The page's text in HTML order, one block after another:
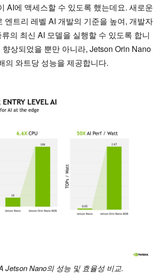
AI에 액세스할 수 있도록 했는데요. 새로운
트리 레벨 AI 개발의 기준을 높여, 개발자
의 최신 AI 모델을 실행할 수 있도록 합니
상되었을 뿐만 아니라, Jetson Orin Nano
의 와트당 성능을 제공합니다.
Jetson Nano의 성능 및 효율성 비교.